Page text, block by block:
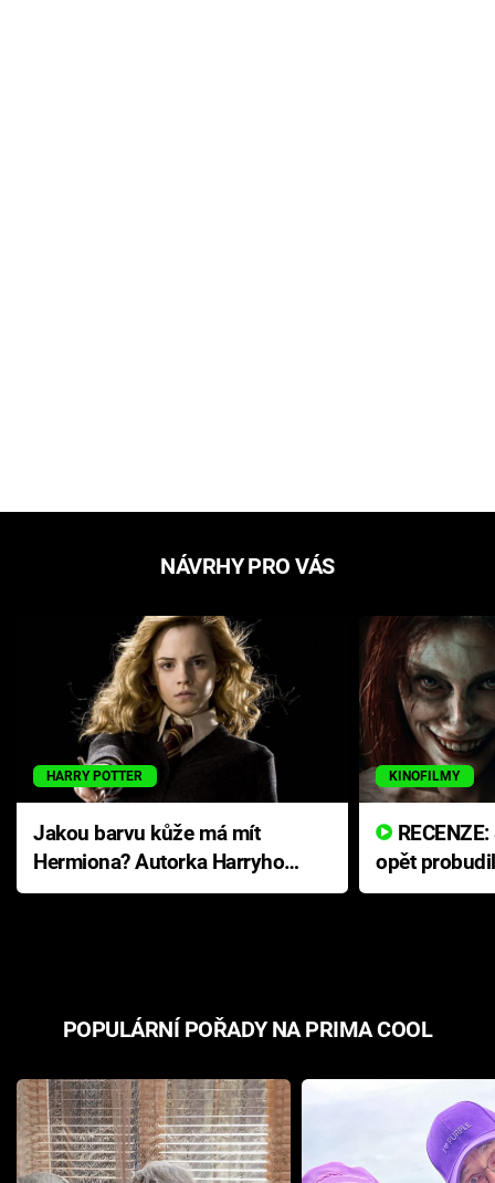
NÁVRHY PRO VÁS
HARRY POTTER
Jakou barvu kůže má mít
Hermiona? Autorka Harryho
Pottera přišla s ráznou
KINOFILMY
opět
přichází s
POPULÁRNÍ POŘADY NA PRIMA COOL